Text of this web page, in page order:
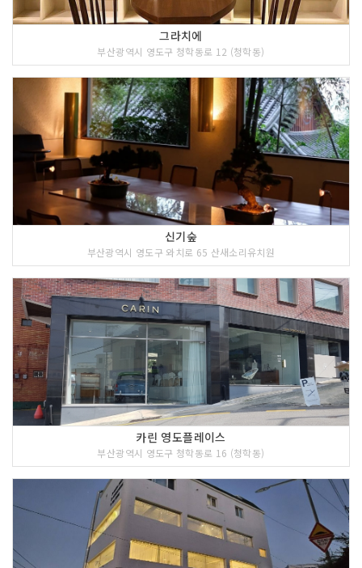
그라치에
부산광역시 영도구 청학동로 12 (청학동)
신기숲
부산광역시 영도구 와치로 65 산새소리유치원
카린 영도플레이스
부산광역시 영도구 청학동로 16 (청학동)